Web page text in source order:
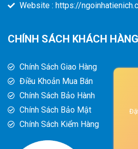
Website : https://
CHÍNH SÁCH KHÁCH HÀNG
Chính Sách Giao Hàng
Điều Khoản Mua Bán
Chính Sách Bảo Hành
Chính Sách Bảo Mật
Chính Sách Kiểm Hàng